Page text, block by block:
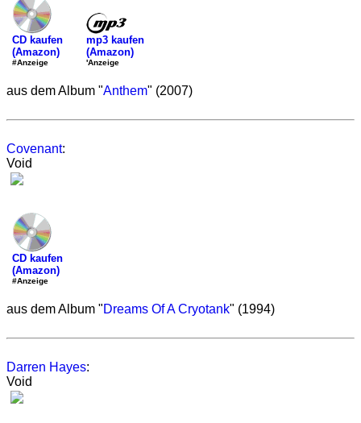
CD kaufen
(Amazon)
#Anzeige
mp3 kaufen
(Amazon)
'Anzeige
aus dem Album "Anthem" (2007)
Covenant:
Void
CD kaufen
(Amazon)
#Anzeige
aus dem Album "Dreams Of A Cryotank" (1994)
Darren Hayes:
Void